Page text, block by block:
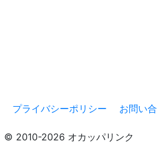
プライバシーポリシー お問い
© 2010-2026 オカッパリンク